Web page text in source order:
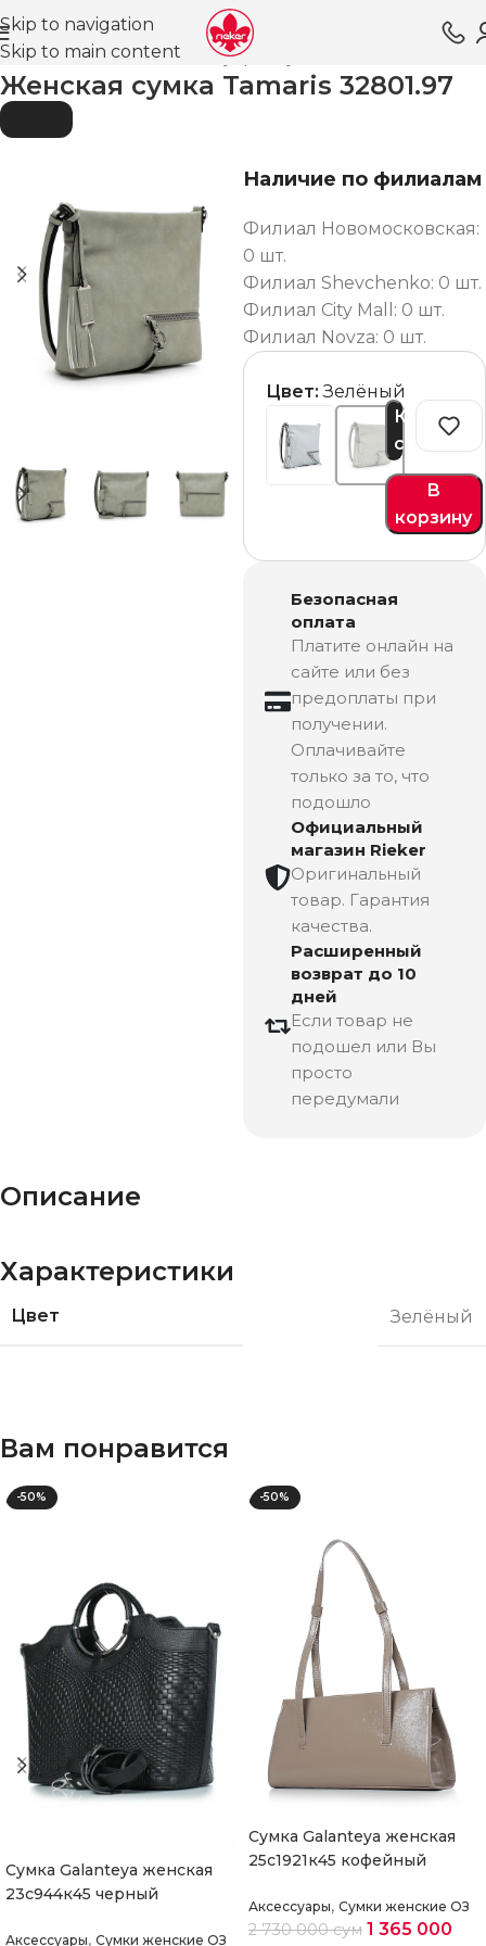
Skip to navigation
Skip to main content
Главная Магазин Аксессуары
Женская сумка Tamaris 32801.97
Наличие по филиалам
Филиал Новомосковская:
0 шт.
Филиал Shevchenko: 0 шт.
Филиал City Mall: 0 шт.
Филиал Novza: 0 шт.
Цвет: Зелёный
В
корзину
Купить
сейчас
Безопасная
оплата
Платите онлайн на
сайте или без
предоплаты при
получении.
Оплачивайте
только за то, что
подошло
Официальный
магазин Rieker
Оригинальный
товар. Гарантия
качества.
Расширенный
возврат до 10
дней
Если товар не
подошел или Вы
просто
передумали
Описание
Характеристики
Цвет Зелёный
Вам понравится
-50%
Cумка Galanteya женская
23с944к45 черный
Аксессуары, Сумки женские ОЗ
-50%
Cумка Galanteya женская
25с1921к45 кофейный
Аксессуары, Сумки женские ОЗ
2 730 000сум 1 365 000